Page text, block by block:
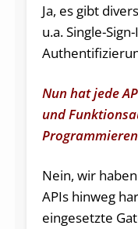
Ja, es gibt
u.a. Single-
Nun hat jede
und
Nein, wir
APIs hinweg
eingesetzte